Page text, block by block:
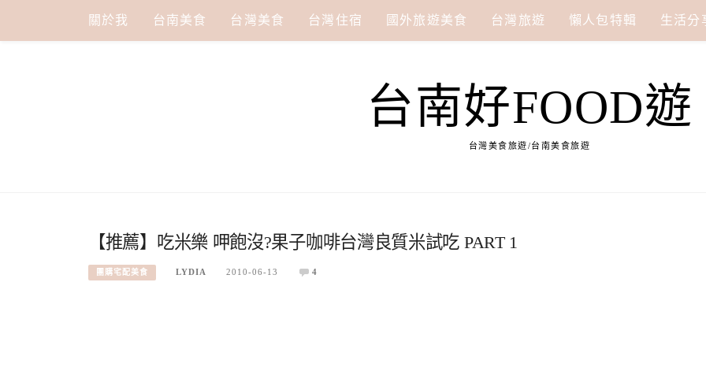
關於我 台南美食 台灣美食 台灣住宿 國外旅遊美食 台灣旅遊 懶人包特輯 生活分
台南好FOOD遊
台灣美食旅遊/台南美食旅遊
【推薦】吃米樂 呷飽沒?果子咖啡台灣良質米試吃 PART 1
團購宅配美食 LYDIA 2010-06-13 4